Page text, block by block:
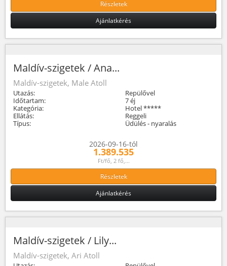
Részletek
Ajánlatkérés
Maldív-szigetek / Ana...
Maldív-szigetek, Male Atoll
Utazás:
Repülővel
Időtartam:
7 éj
Kategória:
Hotel *****
Ellátás:
Reggeli
Típus:
Üdülés - nyaralás
2026-09-16-tól
1.389.535
Ft/fő, 2 fő,...
Részletek
Ajánlatkérés
Maldív-szigetek / Lily...
Maldív-szigetek, Ari Atoll